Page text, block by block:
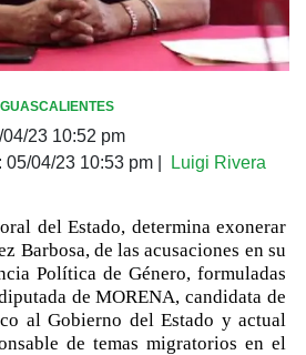
04/23 10:52 pm
05/04/23 10:53 pm Luigi Rivera
del Estado, determina exonerar
Barbosa, de las acusaciones en su
Política de Género, formuladas
de MORENA, candidata de
al Gobierno del Estado y actual
de temas migratorios en el